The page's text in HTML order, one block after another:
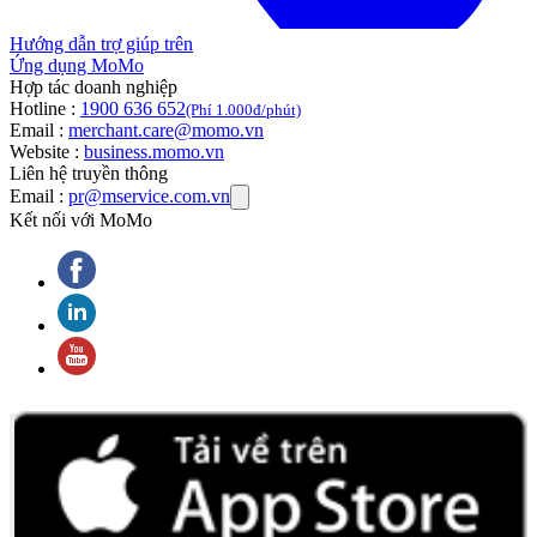
Hướng dẫn trợ giúp trên
Ứng dụng MoMo
Hợp tác doanh nghiệp
Hotline : 1900 636 652(Phí 1.000đ/phút)
Email : merchant.care@momo.vn
Website : business.momo.vn
Liên hệ truyền thông
Email : pr@mservice.com.vn
Kết nối với MoMo